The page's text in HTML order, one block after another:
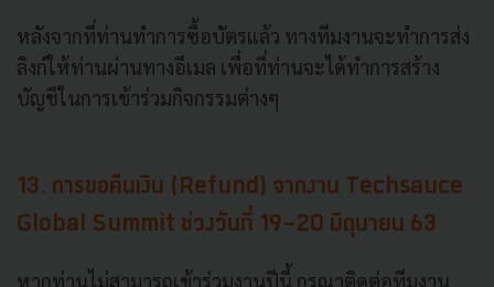
หลังจากที่ท่านทำการซื้อบัตรแล้ว ทางทีมงานจะทำการส่ง
ลิงก์ให้ท่านผ่านทางอีเมล เพื่อที่ท่านจะได้ทำการสร้าง
บัญชีในการเข้าร่วมกิจกรรมต่างๆ
13. การขอคืนเงิน (Refund) จากงาน Techsauce
Global Summit ช่วงวันที่ 19-20 มิถุนายน 63
หากท่านไม่สามารถเข้าร่วมงานปีนี้ กรุณาติดต่อทีมงาน